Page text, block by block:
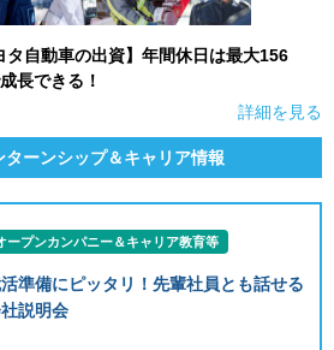
タ自動車の出資】年間休日は最大156
長できる！
詳細を見る
ターンシップ＆キャリア情報
ープンカンパニー＆キャリア教育等
準備にピッタリ！先輩社員とも話せる
説明会